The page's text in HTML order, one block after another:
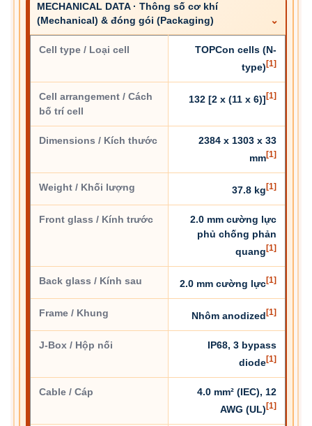
MECHANICAL DATA · Thông số cơ khí
(Mechanical) & đóng gói (Packaging)
Cell type / Loại cell
TOPCon cells (N-
type) [1]
Cell arrangement / Cách
bố trí cell
132 [2 x (11 x 6)] [1]
Dimensions / Kích thước
2384 x 1303 x 33
mm[1]
Weight / Khối lượng 37.8 kg [1]
Front glass / Kính trước
2.0 mm cường lực
phủ chống phản
quang [1]
Back glass / Kính sau 2.0 mm cường lực[1]
Frame / Khung Nhôm anodized [1]
J-Box / Hộp nối
IP68, 3 bypass
diode[1]
Cable / Cáp
4.0 mm² (IEC), 12
AWG (UL) [1]